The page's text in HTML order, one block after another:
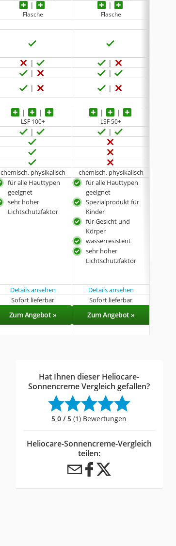
Flasche Flasche
LSF 100+ LSF 50+
chemisch, physikalisch chemisch, physikalisch
für alle Hauttypen
geeignet
sehr hoher
Lichtschutzfaktor
für alle Hauttypen
geeignet
Spezialprodukt für
Kinder
für Gesicht und
Körper
wasserresistent
sehr hoher
Lichtschutzfaktor
Details ansehen
Details ansehen
Sofort lieferbar Sofort lieferbar
Zum Angebot » Zum Angebot »
Hat Ihnen dieser Heliocare-
Sonnencreme Vergleich gefallen?
5,0 / 5 (1) Bewertungen
Heliocare-Sonnencreme-Vergleich
teilen: